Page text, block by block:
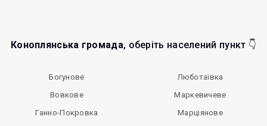
Коноплянська громада, оберіть населений пункт 👇
Богунове
Вовкове
Ганно-Покровка
Люботаївка
Маркевичеве
Марціянове